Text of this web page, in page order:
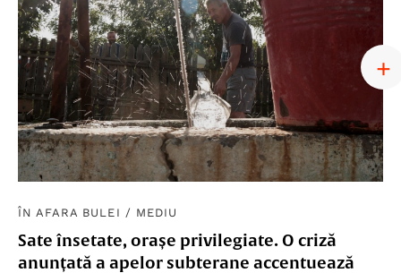
ÎN AFARA BULEI / MEDIU
Sate însetate, orașe privilegiate. O criză
anunțată a apelor subterane accentuează